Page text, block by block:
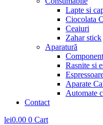
Lapte si
Ciocolata
Ceaiuri
Zahar stick
Aparatură
Rasnite si
Aparate
Automate
Contact
lei0.00 0 Cart